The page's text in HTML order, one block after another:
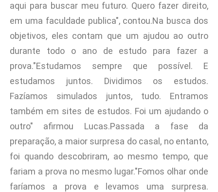
aqui para buscar meu futuro. Quero fazer direito,
em uma faculdade publica", contou.Na busca dos
objetivos, eles contam que um ajudou ao outro
durante todo o ano de estudo para fazer a
prova."Estudamos sempre que possível. E
estudamos juntos. Dividimos os estudos.
Fazíamos simulados juntos, tudo. Entramos
também em sites de estudos. Foi um ajudando o
outro" afirmou Lucas.Passada a fase da
preparação, a maior surpresa do casal, no entanto,
foi quando descobriram, ao mesmo tempo, que
fariam a prova no mesmo lugar."Fomos olhar onde
faríamos a prova e levamos uma surpresa.